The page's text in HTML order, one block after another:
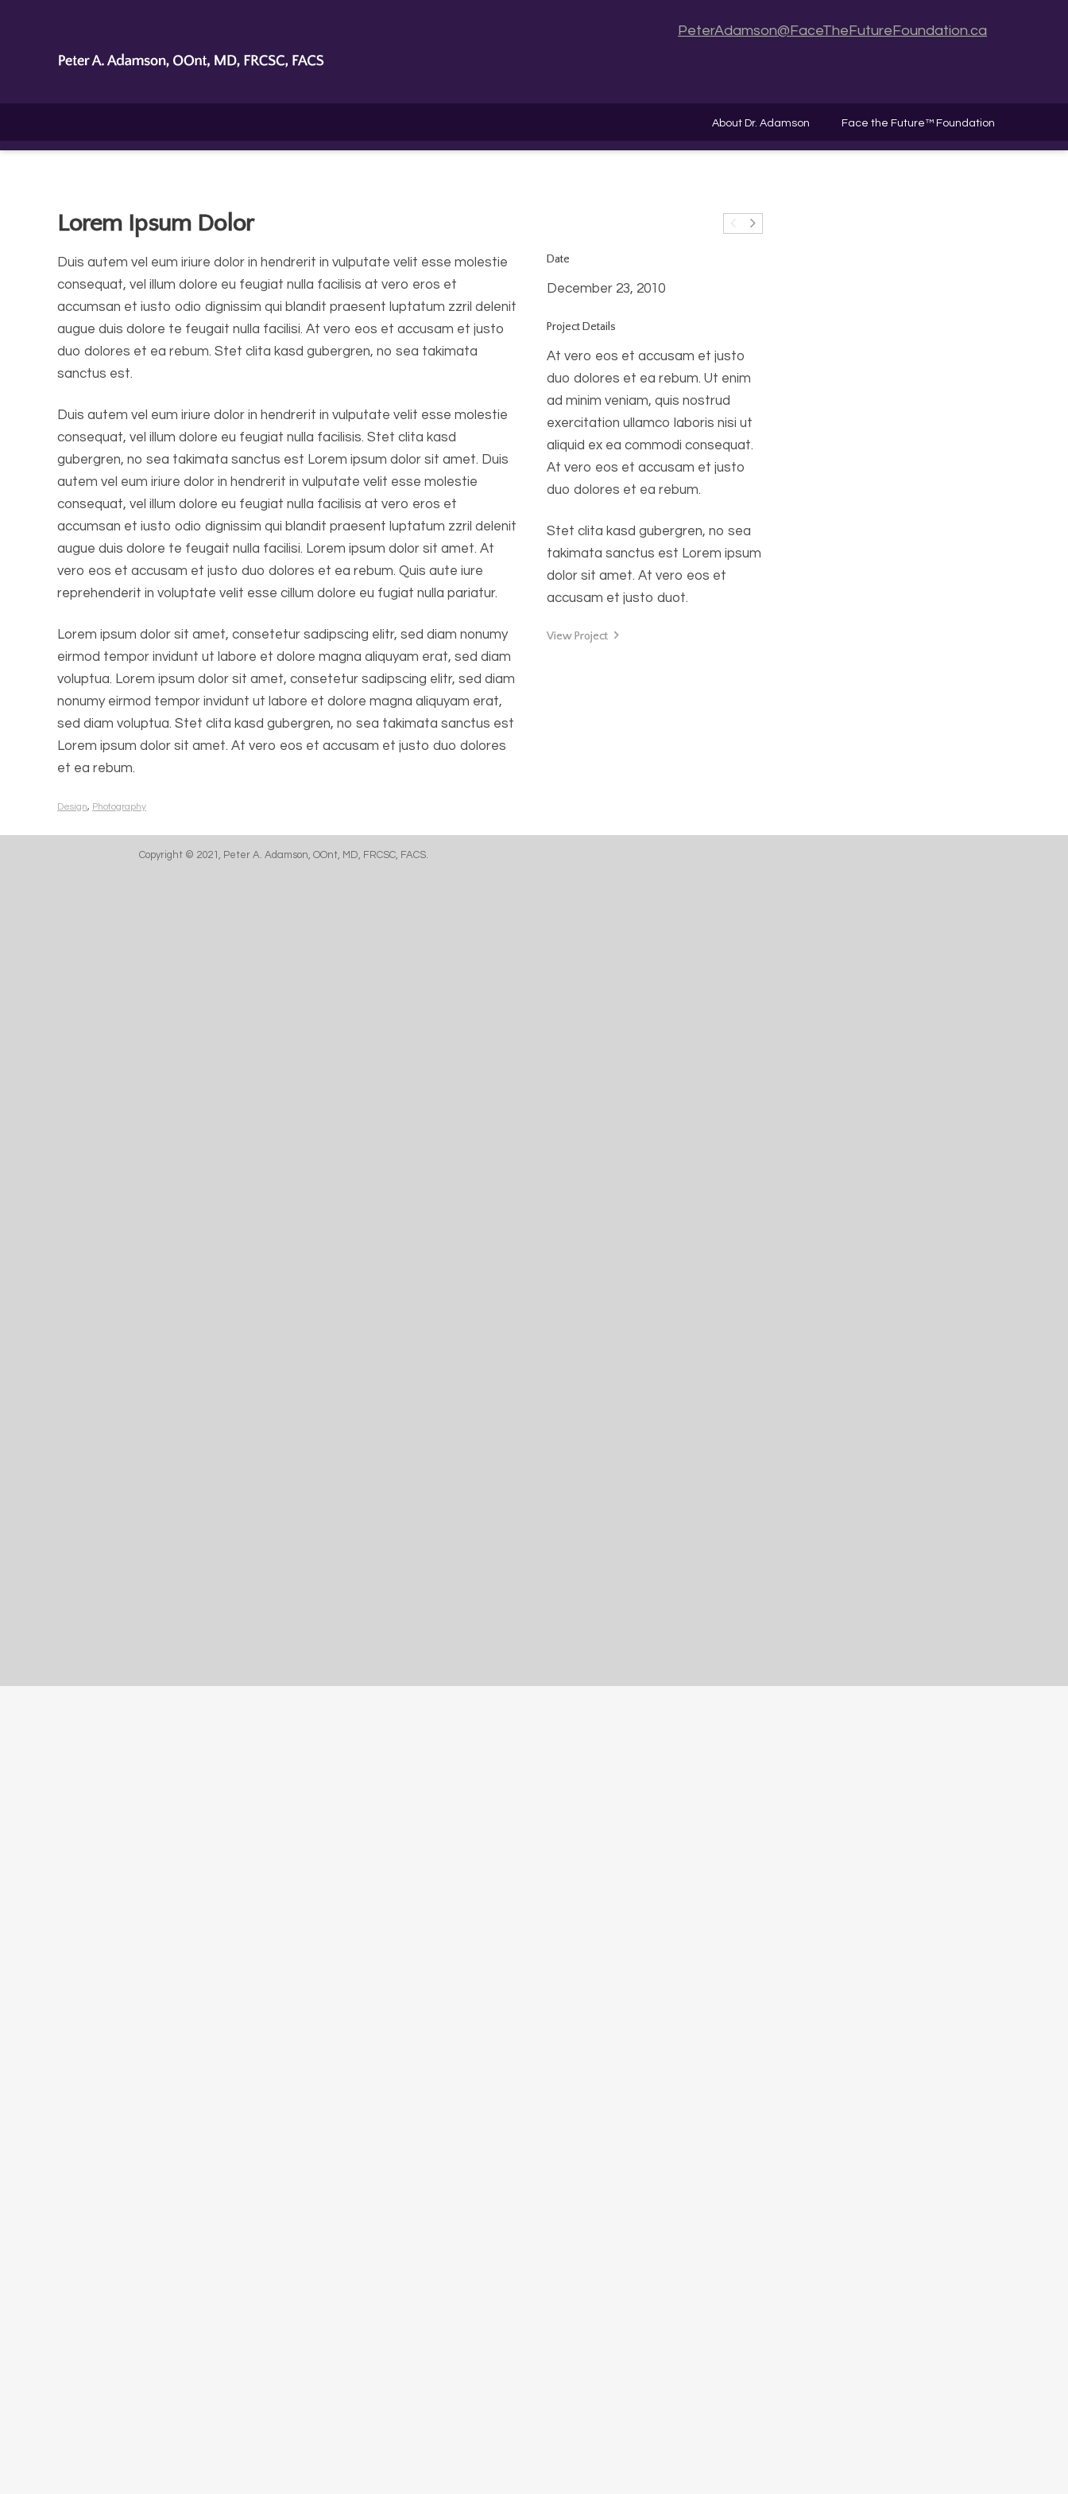
PeterAdamson@FaceTheFutureFoundation.ca
About Dr. Adamson Face the Future™ Foundation
Lorem Ipsum Dolor
Duis autem vel eum iriure dolor in hendrerit in vulputate velit esse molestie
consequat, vel illum dolore eu feugiat nulla facilisis at vero eros et
accumsan et iusto odio dignissim qui blandit praesent luptatum zzril delenit
augue duis dolore te feugait nulla facilisi. At vero eos et accusam et justo
duo dolores et ea rebum. Stet clita kasd gubergren, no sea takimata
sanctus est.
Duis autem vel eum iriure dolor in hendrerit in vulputate velit esse molestie
consequat, vel illum dolore eu feugiat nulla facilisis. Stet clita kasd
gubergren, no sea takimata sanctus est Lorem ipsum dolor sit amet. Duis
autem vel eum iriure dolor in hendrerit in vulputate velit esse molestie
consequat, vel illum dolore eu feugiat nulla facilisis at vero eros et
accumsan et iusto odio dignissim qui blandit praesent luptatum zzril delenit
augue duis dolore te feugait nulla facilisi. Lorem ipsum dolor sit amet. At
vero eos et accusam et justo duo dolores et ea rebum. Quis aute iure
reprehenderit in voluptate velit esse cillum dolore eu fugiat nulla pariatur.
Lorem ipsum dolor sit amet, consetetur sadipscing elitr, sed diam nonumy
eirmod tempor invidunt ut labore et dolore magna aliquyam erat, sed diam
voluptua. Lorem ipsum dolor sit amet, consetetur sadipscing elitr, sed diam
nonumy eirmod tempor invidunt ut labore et dolore magna aliquyam erat,
sed diam voluptua. Stet clita kasd gubergren, no sea takimata sanctus est
Lorem ipsum dolor sit amet. At vero eos et accusam et justo duo dolores
et ea rebum.
Date
December 23, 2010
Project Details
At vero eos et accusam et justo
duo dolores et ea rebum. Ut enim
ad minim veniam, quis nostrud
exercitation ullamco laboris nisi ut
aliquid ex ea commodi consequat.
At vero eos et accusam et justo
duo dolores et ea rebum.
Stet clita kasd gubergren, no sea
takimata sanctus est Lorem ipsum
dolor sit amet. At vero eos et
accusam et justo duot.
View Project
Design, Photography
Copyright © 2021, Peter A. Adamson, OOnt, MD, FRCSC, FACS.